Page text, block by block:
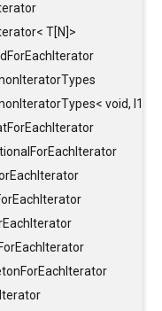
T[N]>
void, I1, I2 >